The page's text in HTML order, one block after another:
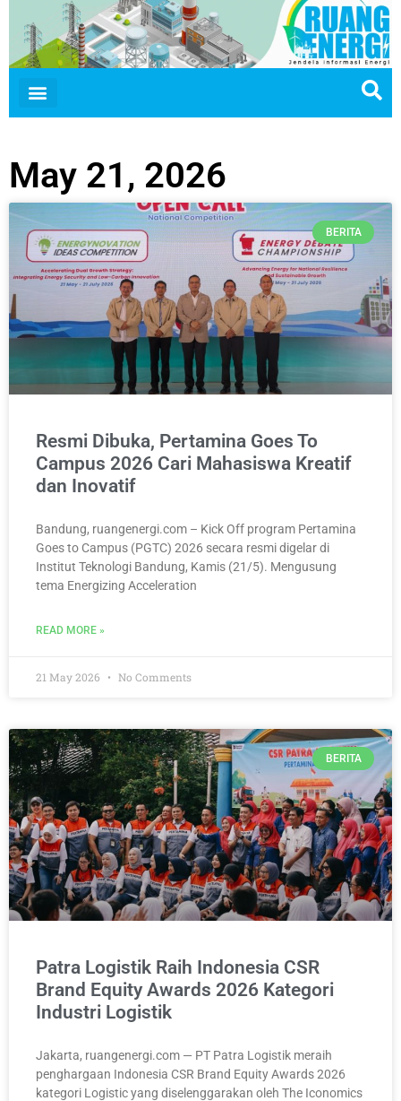
May 21, 2026
BERITA
Resmi Dibuka, Pertamina Goes To
Campus 2026 Cari Mahasiswa Kreatif
dan Inovatif
Bandung, ruangenergi.com – Kick Off program Pertamina
Goes to Campus (PGTC) 2026 secara resmi digelar di
Institut Teknologi Bandung, Kamis (21/5). Mengusung
tema Energizing Acceleration
READ MORE »
21 May 2026 No Comments
BERITA
Patra Logistik Raih Indonesia CSR
Brand Equity Awards 2026 Kategori
Industri Logistik
Jakarta, ruangenergi.com — PT Patra Logistik meraih
penghargaan Indonesia CSR Brand Equity Awards 2026
kategori Logistic yang diselenggarakan oleh The Iconomics